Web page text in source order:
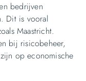
bedrijven
Dit is vooral
Maastricht.
bij risicobeheer,
op economische